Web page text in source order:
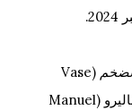
(Vase
monumental) سنة 2005 على يد مانويل كارغاليرو (Manuel